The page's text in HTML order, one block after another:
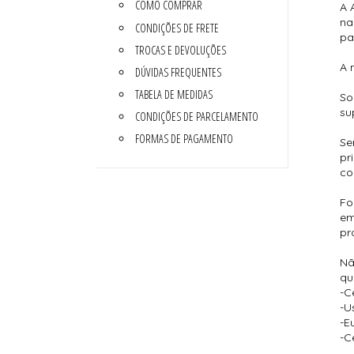
COMO COMPRAR
CONDIÇÕES DE FRETE
TROCAS E DEVOLUÇÕES
DÚVIDAS FREQUENTES
TABELA DE MEDIDAS
CONDIÇÕES DE PARCELAMENTO
FORMAS DE PAGAMENTO
A
A
-
-
-
-